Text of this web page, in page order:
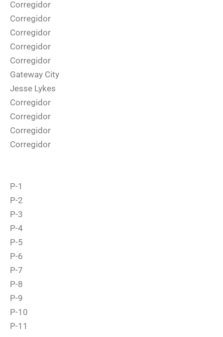
Corregidor
Corregidor
Corregidor
Corregidor
Corregidor
Gateway City
Jesse Lykes
Corregidor
Corregidor
Corregidor
Corregidor
P-1
P-2
P-3
P-4
P-5
P-6
P-7
P-8
P-9
P-10
P-11